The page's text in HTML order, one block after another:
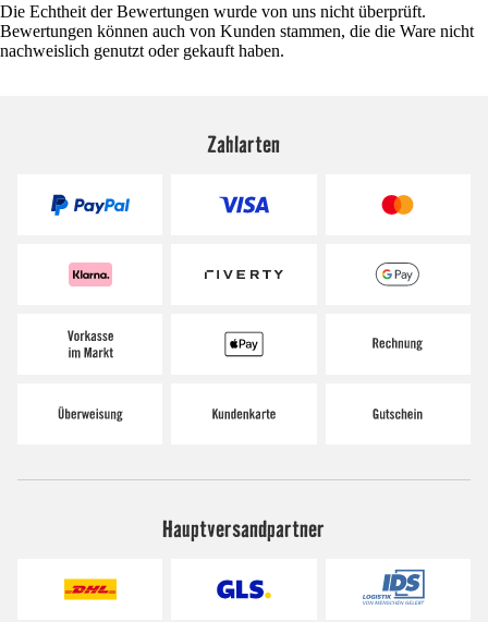
Die Echtheit der Bewertungen wurde von uns nicht überprüft.
Bewertungen können auch von Kunden stammen, die die Ware nicht
nachweislich genutzt oder gekauft haben.
Zahlarten
Hauptversandpartner